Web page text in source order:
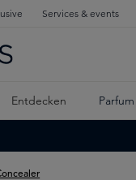
Services & events
Entdecken Parfum